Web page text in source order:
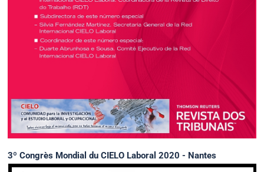
3º Congrès Mondial du CIELO Laboral 2020 - Nantes